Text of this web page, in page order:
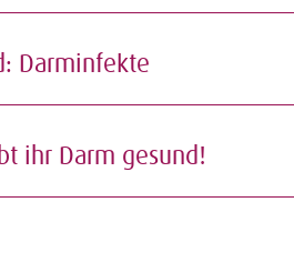
Darminfekte
ihr Darm gesund!